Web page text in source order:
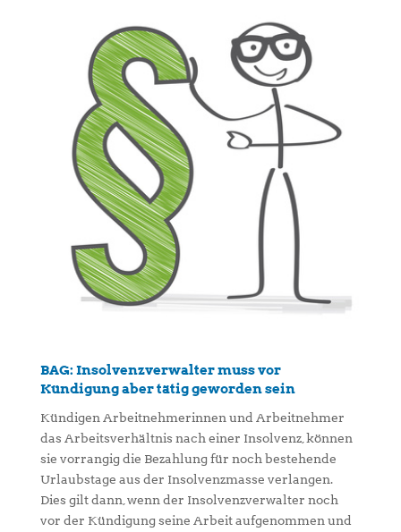
BAG: Insolvenzverwalter muss vor
Kündigung aber tätig geworden sein
Kündigen Arbeitnehmerinnen und Arbeitnehmer
das Arbeitsverhältnis nach einer Insolvenz, können
sie vorrangig die Bezahlung für noch bestehende
Urlaubstage aus der Insolvenzmasse verlangen.
Dies gilt dann, wenn der Insolvenzverwalter noch
vor der Kündigung seine Arbeit aufgenommen und